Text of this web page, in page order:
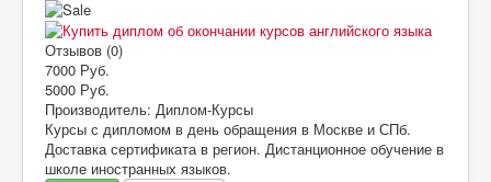
Отзывов (0)
7000 Руб.
5000 Руб.
Производитель: Диплом-Курсы
Курсы с дипломом в день обращения в Москве и СПб.
Доставка сертификата в регион. Дистанционное обучение в
школе иностранных языков.